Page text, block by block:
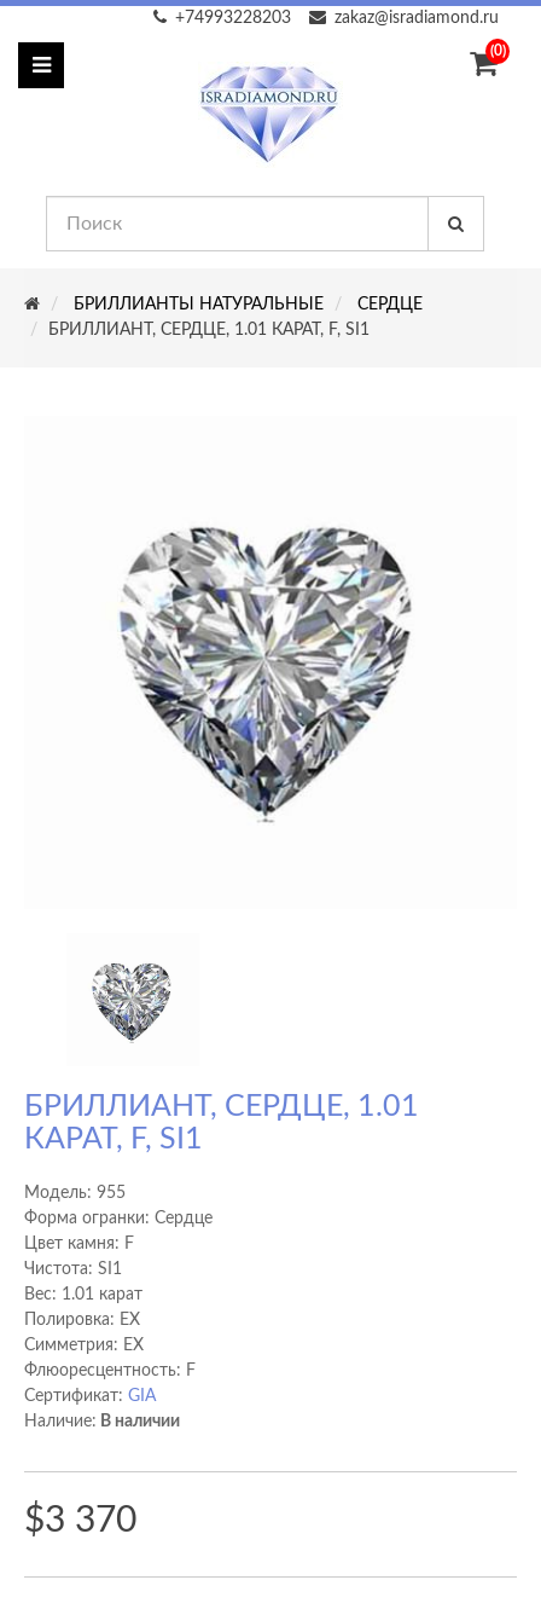
zakaz@isradiamond.ru
+74993228203
(0)
БРИЛЛИАНТЫ НАТУРАЛЬНЫЕ
СЕРДЦЕ
БРИЛЛИАНТ, СЕРДЦЕ, 1.01 КАРАТ, F, SI1
БРИЛЛИАНТ, СЕРДЦЕ, 1.01
КАРАТ, F, SI1
Модель: 955
Форма огранки: Сердце
Цвет камня: F
Чистота: SI1
Вес: 1.01 карат
Полировка: EX
Cимметрия: EX
Флюоресцентность: F
Сертификат: GIA
Наличие: В наличии
$3 370